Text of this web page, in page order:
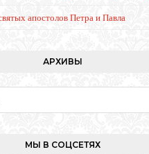
апостолов Петра и Павла
АРХИВЫ
МЫ В СОЦСЕТЯХ